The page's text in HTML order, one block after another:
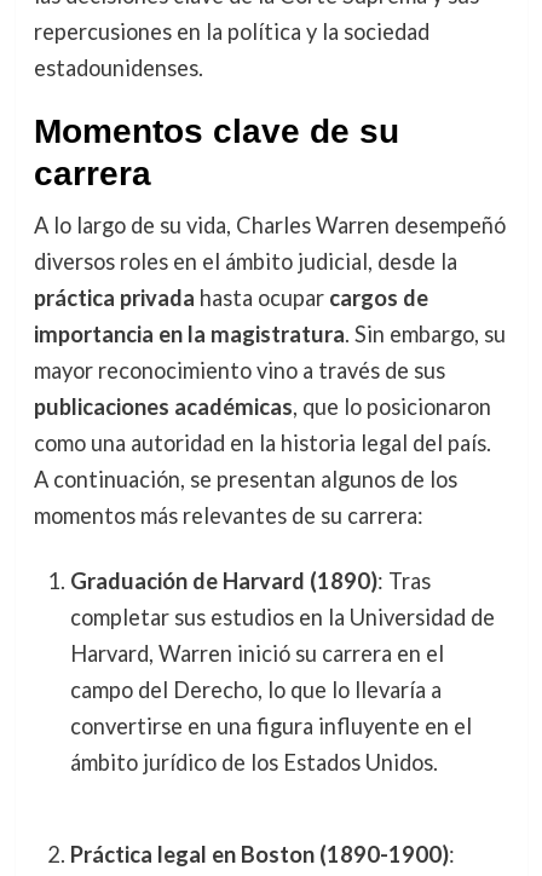
repercusiones en la política y la sociedad
estadounidenses.
Momentos clave de su
carrera
A lo largo de su vida, Charles Warren desempeñó
diversos roles en el ámbito judicial, desde la
práctica privada hasta ocupar cargos de
importancia en la magistratura. Sin embargo, su
mayor reconocimiento vino a través de sus
publicaciones académicas, que lo posicionaron
como una autoridad en la historia legal del país.
A continuación, se presentan algunos de los
momentos más relevantes de su carrera:
Graduación de Harvard (1890): Tras
completar sus estudios en la Universidad de
Harvard, Warren inició su carrera en el
campo del Derecho, lo que lo llevaría a
convertirse en una figura influyente en el
ámbito jurídico de los Estados Unidos.
Práctica legal en Boston (1890-1900):